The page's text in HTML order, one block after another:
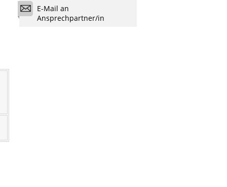
E-Mail an
Ansprechpartner/in